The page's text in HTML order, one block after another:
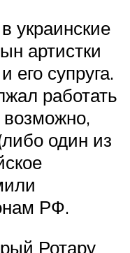
украинские
артистки
его супруга.
работать
один из
РФ.
Ротару